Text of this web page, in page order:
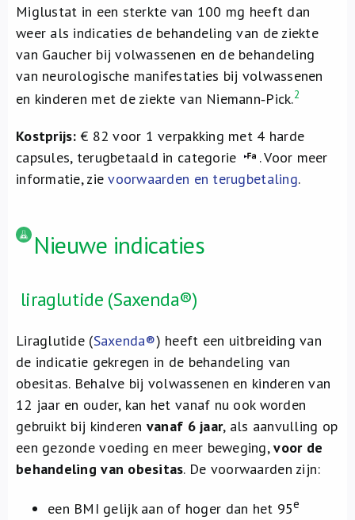
Miglustat in een sterkte van 100 mg heeft dan
weer als indicaties de behandeling van de ziekte
van Gaucher bij volwassenen en de behandeling
van neurologische manifestaties bij volwassenen
en kinderen met de ziekte van Niemann‑Pick.2
Kostprijs: € 82 voor 1 verpakking met 4 harde
capsules, terugbetaald in categorie
. Voor meer
informatie, zievoorwaarden en terugbetaling.
Nieuwe indicaties
liraglutide (Saxenda®)
Liraglutide (Saxenda®) heeft een uitbreiding van
de indicatie gekregen in de behandeling van
obesitas. Behalve bij volwassenen en kinderen van
12 jaar en ouder, kan het vanaf nu ook worden
gebruikt bij kinderen vanaf 6 jaar, als aanvulling op
een gezonde voeding en meer beweging,voor de
behandeling van obesitas. De voorwaarden zijn:
een BMI gelijk aan of hoger dan het 95e